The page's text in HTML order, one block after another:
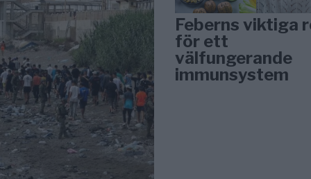
Feberns viktiga
för ett
välfungerande
immunsystem